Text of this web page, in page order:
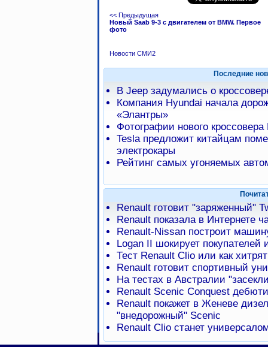
<< Предыдущая
Новый Saab 9-3 с двигателем от BMW. Первое
фото
Новости СМИ2
Последние
В Jeep задумались о
Компания Hyundai начала
«Элантры»
Фотографии нового
Tesla предложит китайцам
электрокары
Рейтинг самых угоняемых
Renault готовит "заряженный"
Renault показала в Интернете
Renault-Nissan построит
Logan II шокирует
Тест Renault Clio или как
Renault готовит спортивный
На тестах в Австралии
Renault Scenic Conquest
Renault покажет в Женеве
"внедорожный" Scenic
Renault Clio станет